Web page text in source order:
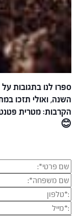
ספרו לנו בתגובות
השנה, ואולי תזכו
הקרבות: מטרית
😊